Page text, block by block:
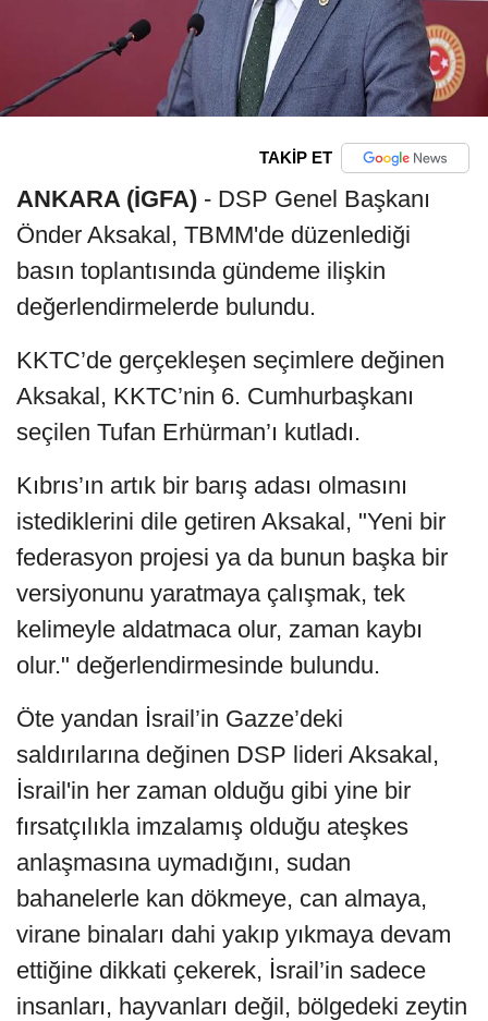
TAKİP ET
ANKARA (İGFA) - DSP Genel Başkanı
Önder Aksakal, TBMM'de düzenlediği
basın toplantısında gündeme ilişkin
değerlendirmelerde bulundu.
KKTC’de gerçekleşen seçimlere değinen
Aksakal, KKTC’nin 6. Cumhurbaşkanı
seçilen Tufan Erhürman’ı kutladı.
Kıbrıs’ın artık bir barış adası olmasını
istediklerini dile getiren Aksakal, "Yeni bir
federasyon projesi ya da bunun başka bir
versiyonunu yaratmaya çalışmak, tek
kelimeyle aldatmaca olur, zaman kaybı
olur." değerlendirmesinde bulundu.
Öte yandan İsrail’in Gazze’deki
saldırılarına değinen DSP lideri Aksakal,
İsrail'in her zaman olduğu gibi yine bir
fırsatçılıkla imzalamış olduğu ateşkes
anlaşmasına uymadığını, sudan
bahanelerle kan dökmeye, can almaya,
virane binaları dahi yakıp yıkmaya devam
ettiğine dikkati çekerek, İsrail’in sadece
insanları, hayvanları değil, bölgedeki zeytin